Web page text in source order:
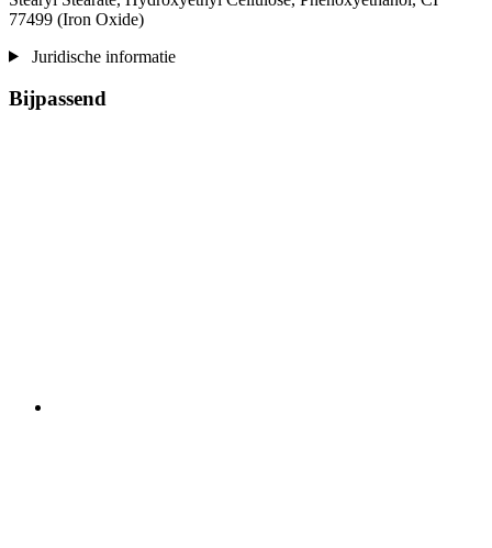
77499 (Iron Oxide)
Juridische informatie
Bijpassend